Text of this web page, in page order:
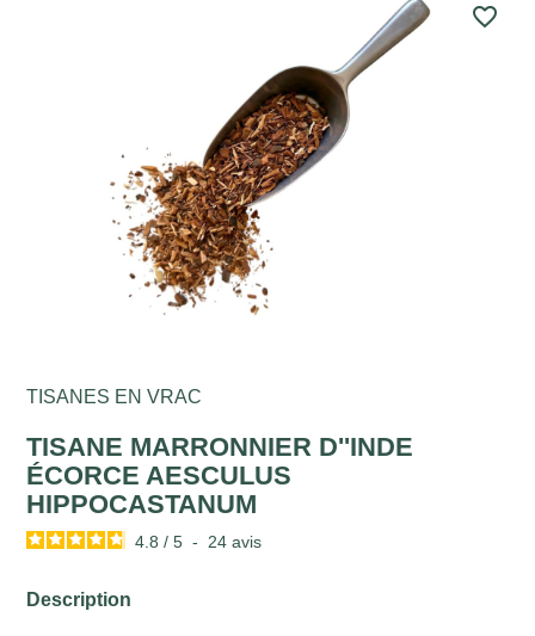
favorite_border
TISANES EN VRAC
TISANE MARRONNIER D''INDE
ÉCORCE AESCULUS
HIPPOCASTANUM
4.8 / 5 - 24avis
Description